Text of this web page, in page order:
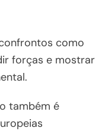
como
forças e mostrar
também é